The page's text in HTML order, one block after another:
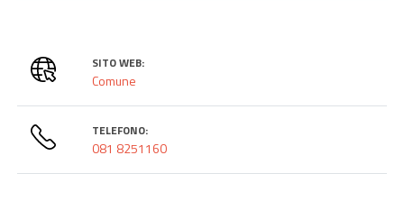
SITO WEB:
Comune
TELEFONO:
081 8251160